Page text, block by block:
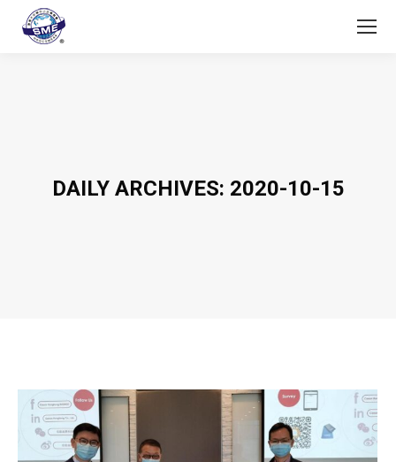
DAILY ARCHIVES: 2020-10-15